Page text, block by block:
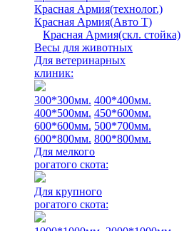
Красная Армия(технолог.)
Красная Армия(Авто Т)
Красная Армия(скл. стойка)
Весы для животных
Для ветеринарных
клиник:
300*300мм. 400*400мм.
400*500мм. 450*600мм.
600*600мм. 500*700мм.
600*800мм. 800*800мм.
Для мелкого
рогатого скота:
Для крупного
рогатого скота: